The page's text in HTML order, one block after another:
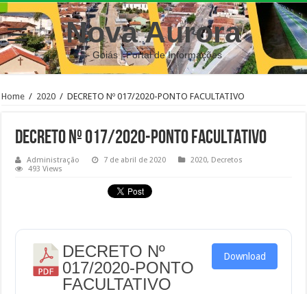
Nova Aurora
– Goiás | Portal de Informações
Home / 2020 / DECRETO Nº 017/2020-PONTO FACULTATIVO
DECRETO Nº 017/2020-PONTO FACULTATIVO
Administração 7 de abril de 2020 2020, Decretos
493 Views
DECRETO Nº
017/2020-PONTO
FACULTATIVO
Download